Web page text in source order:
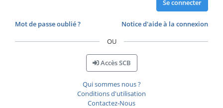
Se connecter
Mot de passe oublié ?
Notice d'aide à la connexion
OU
Accès SCB
Qui sommes nous ?
Conditions d'utilisation
Contactez-Nous